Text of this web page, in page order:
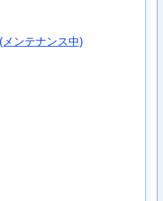
ンテナンス中)